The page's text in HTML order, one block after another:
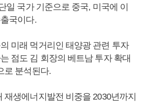
일 국가 기준으로 중국, 미국에 이
국이다.
미래 먹거리인 태양광 관련 투자
점도 김 회장의 베트남 투자 확대
로 분석된다.
재생에너지발전 비중을 2030년까지